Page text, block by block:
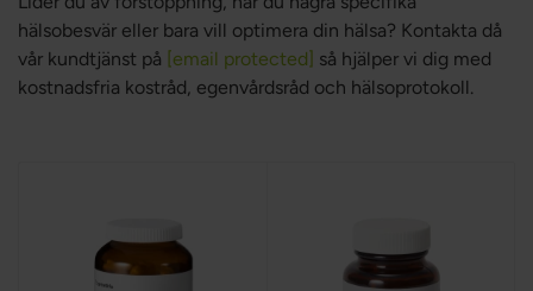
hälsobesvär eller bara vill optimera din hälsa? Kontakta då
vår kundtjänst på [email protected] så hjälper vi dig med
kostnadsfria kostråd, egenvårdsråd och hälsoprotokoll.